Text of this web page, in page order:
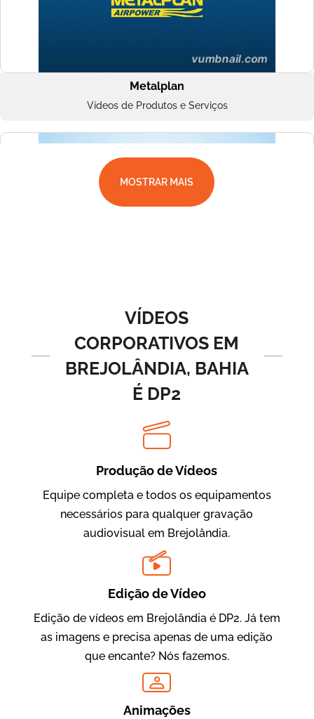
Metalplan
Vídeos de Produtos e Serviços
BRF Parceiros
Vídeos de Integração e Segurança
Vídeo Institucional
MOSTRAR MAIS
VÍDEOS
CORPORATIVOS EM
BREJOLÂNDIA, BAHIA
É DP2
Produção de Vídeos
Equipe completa e todos os equipamentos
necessários para qualquer gravação
audiovisual em Brejolândia.
Edição de Vídeo
Edição de vídeos em Brejolândia é DP2. Já tem
as imagens e precisa apenas de uma edição
que encante? Nós fazemos.
Animações